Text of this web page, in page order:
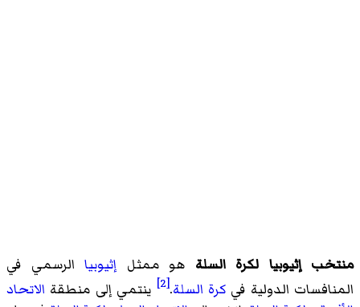
منتخب إثيوبيا لكرة السلة هو ممثل إثيوبيا الرسمي في
المنافسات الدولية فيكرة السلة.
[2] ينتمي إلى منطقة الاتحاد